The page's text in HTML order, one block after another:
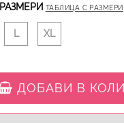
РАЗМЕРИ ТАБЛИЦА С РАЗМЕРИ
L XL
ДОБАВИ В